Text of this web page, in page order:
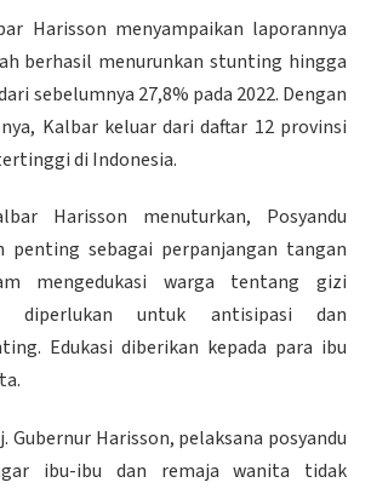
Harisson menyampaikan laporannya
berhasil menurunkan stunting hingga
sebelumnya 27,8% pada 2022. Dengan
Kalbar keluar dari daftar 12 provinsi
di Indonesia.
Harisson menuturkan, Posyandu
penting sebagai perpanjangan tangan
mengedukasi warga tentang gizi
diperlukan untuk antisipasi dan
Edukasi diberikan kepada para ibu
Harisson, pelaksana posyandu
ibu-ibu dan remaja wanita tidak